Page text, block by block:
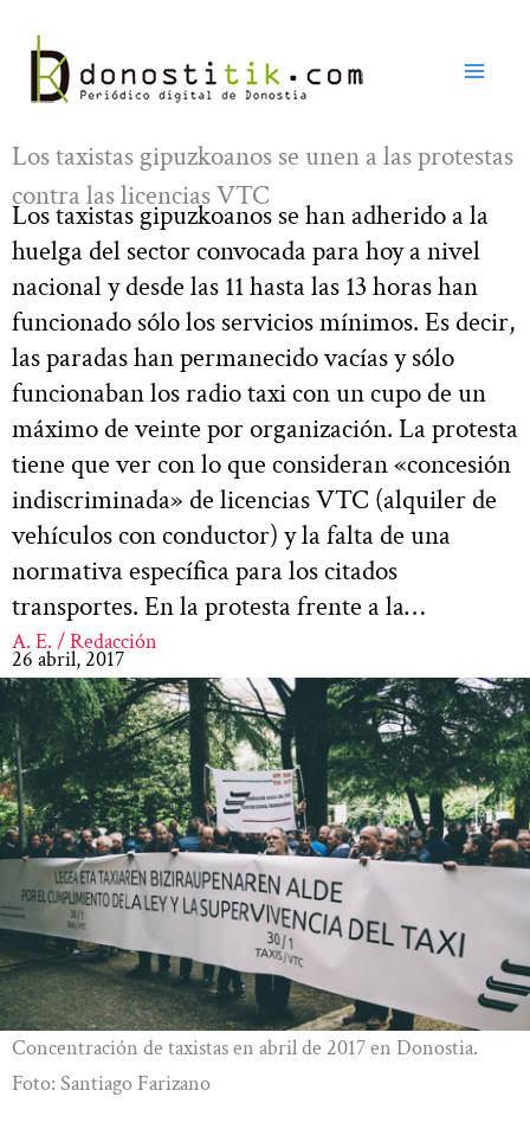
contenido
Los taxistas gipuzkoanos se unen a las protestas
contra las licencias VTC
Los taxistas gipuzkoanos se han adherido a la
huelga del sector convocada para hoy a nivel
nacional y desde las 11 hasta las 13 horas han
funcionado sólo los servicios mínimos. Es decir,
las paradas han permanecido vacías y sólo
funcionaban los radio taxi con un cupo de un
máximo de veinte por organización. La protesta
tiene que ver con lo que consideran «concesión
indiscriminada» de licencias VTC (alquiler de
vehículos con conductor) y la falta de una
normativa específica para los citados
transportes. En la protesta frente a la…
A. E. / Redacción
26 abril, 2017
Concentración de taxistas en abril de 2017 en Donostia.
Foto: Santiago Farizano